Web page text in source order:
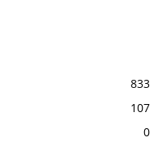
833
107
0